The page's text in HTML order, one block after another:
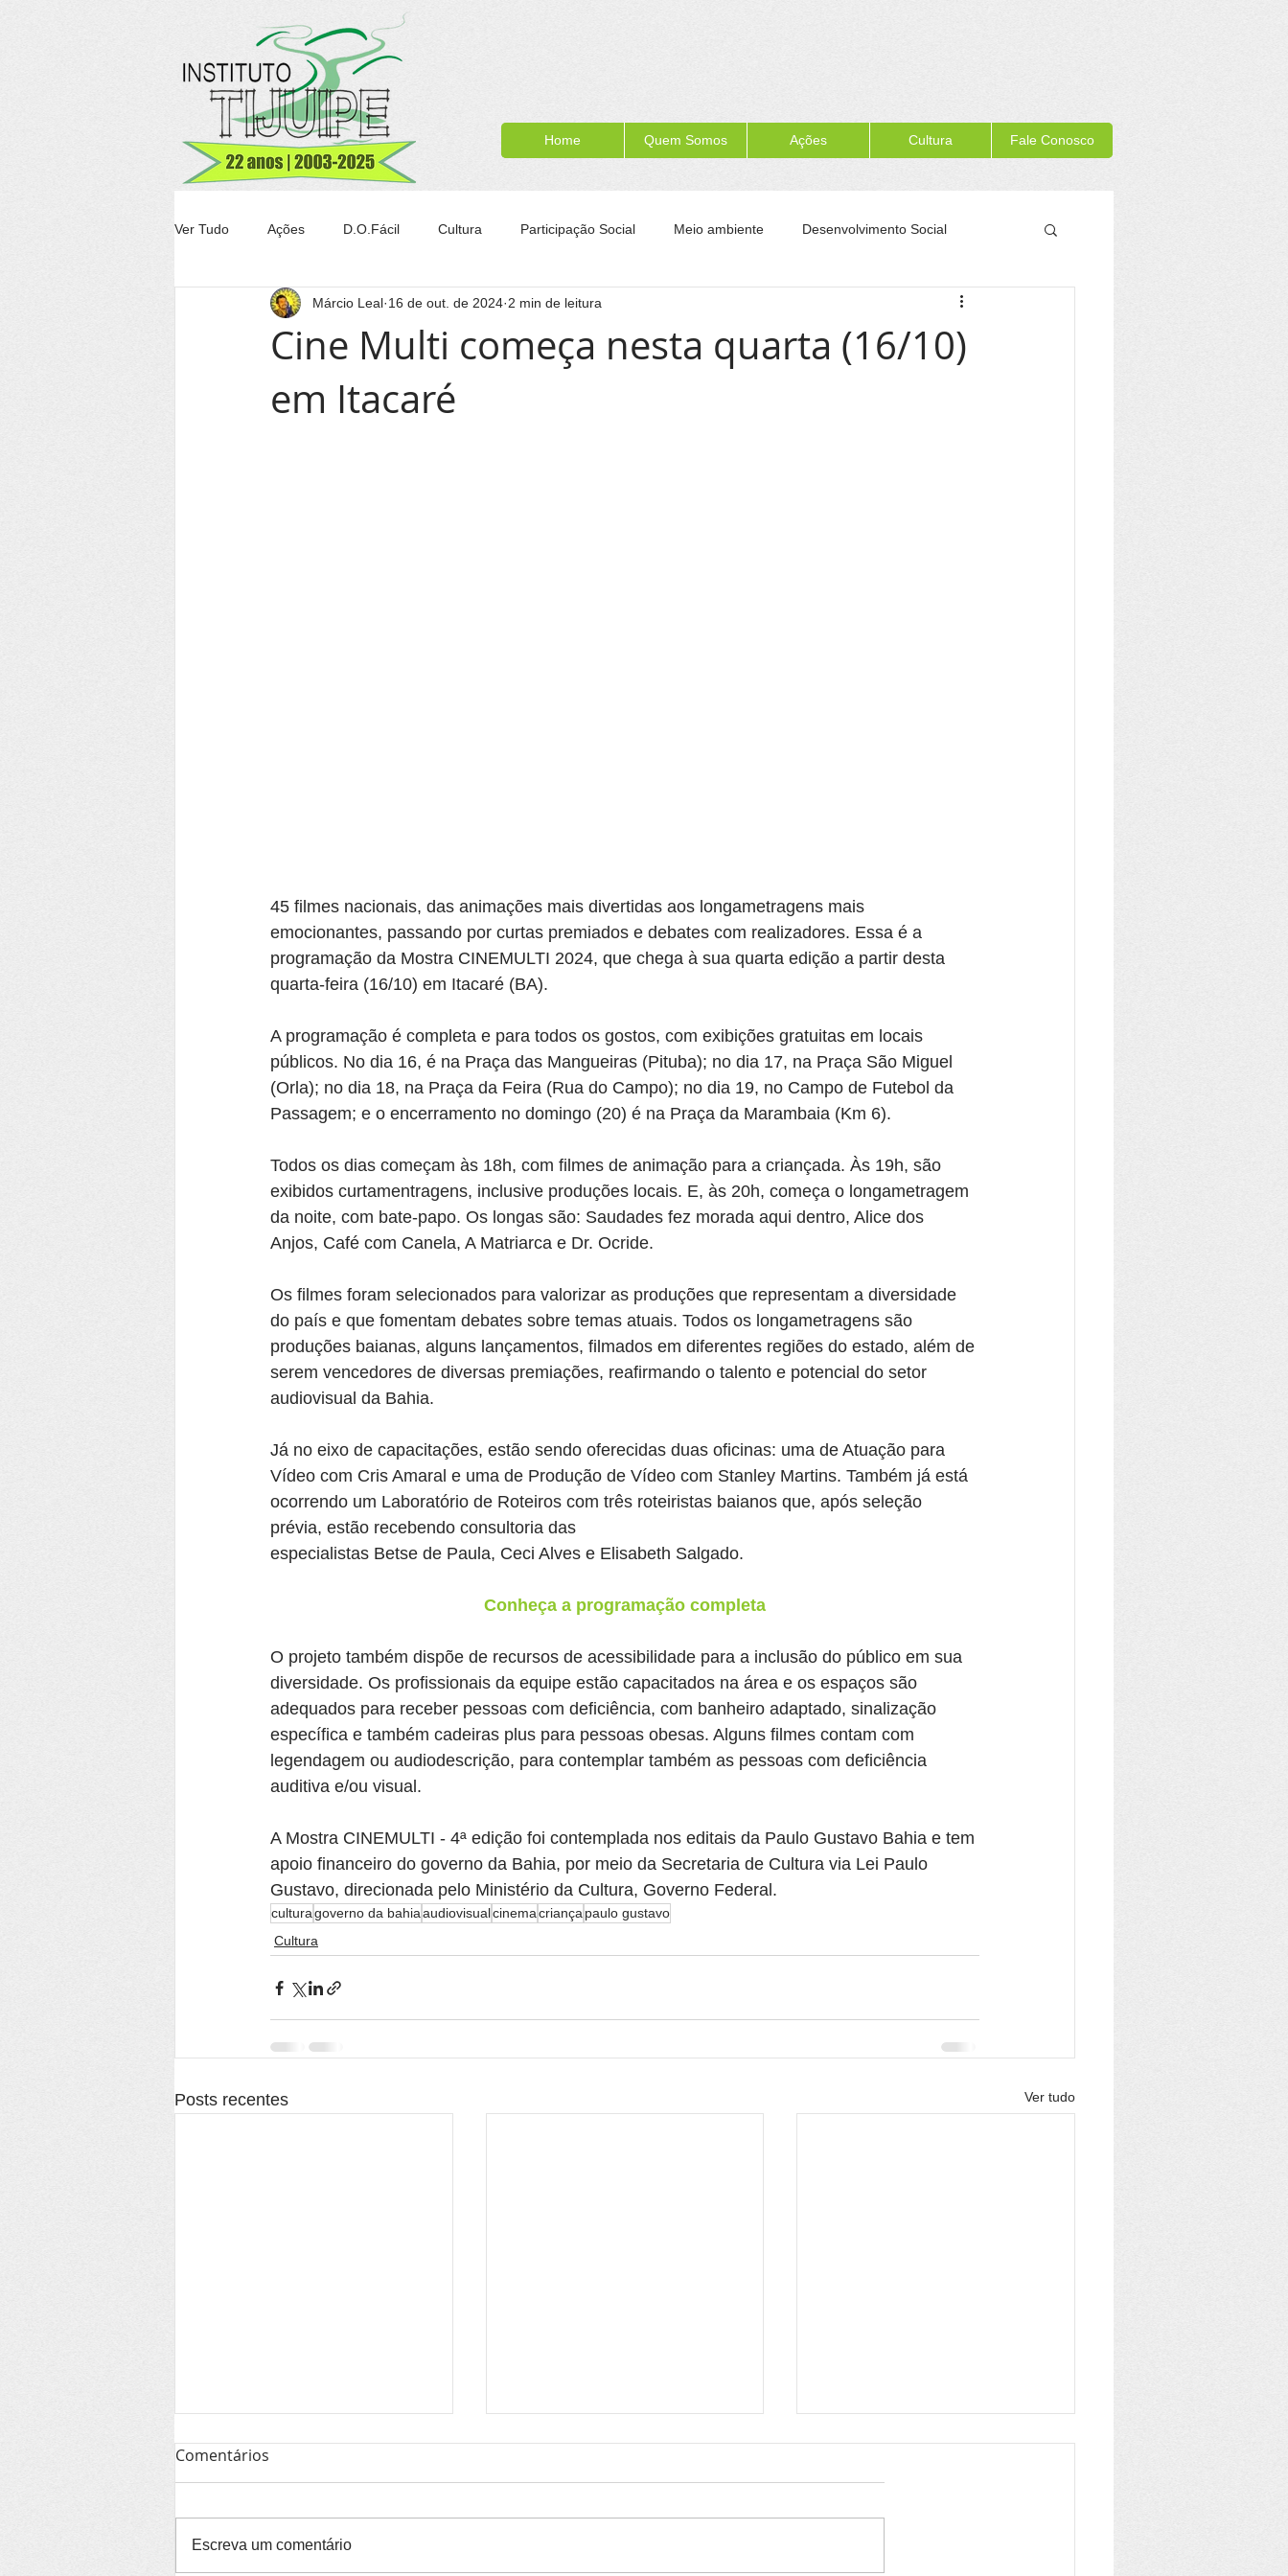
Home Quem Somos Ações Cultura Fale Conosco
Ver Tudo Ações D.O.Fácil Cultura Participação Social Meio ambiente Desenvolvimento Social
Agricultura Transparência Tijuípe Formação para a cidadania Memória Itacaré
Cine Multi começa nesta quarta (16/10)
em Itacaré
Márcio Leal 16 de out. de 2024 2 min de leitura
45 filmes nacionais, das animações mais divertidas aos longametragens mais
emocionantes, passando por curtas premiados e debates com realizadores. Essa é a
programação da Mostra CINEMULTI 2024, que chega à sua quarta edição a partir desta
quarta-feira (16/10) em Itacaré (BA).
A programação é completa e para todos os gostos, com exibições gratuitas em locais
públicos. No dia 16, é na Praça das Mangueiras (Pituba); no dia 17, na Praça São Miguel
(Orla); no dia 18, na Praça da Feira (Rua do Campo); no dia 19, no Campo de Futebol da
Passagem; e o encerramento no domingo (20) é na Praça da Marambaia (Km 6).
Todos os dias começam às 18h, com filmes de animação para a criançada. Às 19h, são
exibidos curtamentragens, inclusive produções locais. E, às 20h, começa o longametragem
da noite, com bate-papo. Os longas são: Saudades fez morada aqui dentro, Alice dos
Anjos, Café com Canela, A Matriarca e Dr. Ocride.
Os filmes foram selecionados para valorizar as produções que representam a diversidade
do país e que fomentam debates sobre temas atuais. Todos os longametragens são
produções baianas, alguns lançamentos, filmados em diferentes regiões do estado, além de
serem vencedores de diversas premiações, reafirmando o talento e potencial do setor
audiovisual da Bahia.
Já no eixo de capacitações, estão sendo oferecidas duas oficinas: uma de Atuação para
Vídeo com Cris Amaral e uma de Produção de Vídeo com Stanley Martins. Também já está
ocorrendo um Laboratório de Roteiros com três roteiristas baianos que, após seleção
prévia, estão recebendo consultoria das
especialistas Betse de Paula, Ceci Alves e Elisabeth Salgado.
Conheça a programação completa
O projeto também dispõe de recursos de acessibilidade para a inclusão do público em sua
diversidade. Os profissionais da equipe estão capacitados na área e os espaços são
adequados para receber pessoas com deficiência, com banheiro adaptado, sinalização
específica e também cadeiras plus para pessoas obesas. Alguns filmes contam com
legendagem ou audiodescrição, para contemplar também as pessoas com deficiência
auditiva e/ou visual.
A Mostra CINEMULTI - 4ª edição foi contemplada nos editais da Paulo Gustavo Bahia e tem
apoio financeiro do governo da Bahia, por meio da Secretaria de Cultura via Lei Paulo
Gustavo, direcionada pelo Ministério da Cultura, Governo Federal.
culturagoverno da bahiaaudiovisualcinemacriança paulo gustavo
Cultura
Posts recentes Ver tudo
Comentários
Escreva um comentário